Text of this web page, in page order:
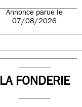
Annonce parue le
07/08/2026
LA FONDERIE